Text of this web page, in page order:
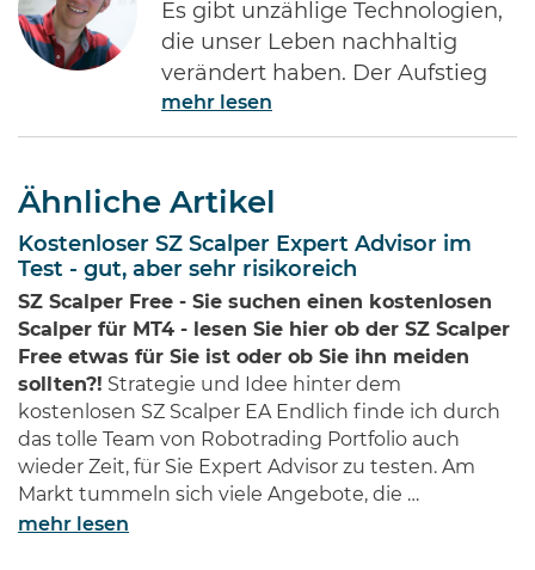
Es gibt unzählige Technologien,
die unser Leben nachhaltig
verändert haben. Der Aufstieg
des Internets gehört ohne Frage
zu den Bedeutendsten. Namen
Bill Gates von Microsoft dürften
jedem Investor geläufig sein.
Diese Männer haben Imperien
erschaffen und gleichzeitig
Millionen von Anlegern auf der
ganzen Welt …
mehr lesen
Ähnliche Artikel
Kostenloser SZ Scalper Expert Advisor im
Test - gut, aber sehr risikoreich
SZ Scalper Free - Sie suchen einen kostenlosen
Scalper für MT4 - lesen Sie hier ob der SZ Scalper
Free etwas für Sie ist oder ob Sie ihn meiden
sollten?! Strategie und Idee hinter dem
kostenlosen SZ Scalper EA Endlich finde ich durch
das tolle Team von Robotrading Portfolio auch
wieder Zeit, für Sie Expert Advisor zu testen. Am
Markt tummeln sich viele Angebote, die …
mehr lesen